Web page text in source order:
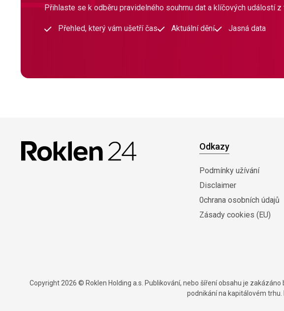
Přihlaste se k odběru pravidelného souhrnu dat a klíčových událostí z
Přehled, který vám ušetří čas Aktuální dění Jasná data
Odkazy
Podmínky užívání
Disclaimer
0chrana osobních údajů
Zásady cookies (EU)
Copyright 2026 © Roklen Holding a.s. Publikování, nebo šíření obsahu je
podnikání na kapitálovém